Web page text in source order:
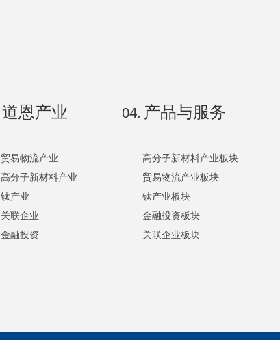
道恩产业
贸易物流产业
高分子新材料产业
钛产业
关联企业
金融投资
04. 产品与服务
高分子新材料产业板块
贸易物流产业板块
钛产业板块
金融投资板块
关联企业板块